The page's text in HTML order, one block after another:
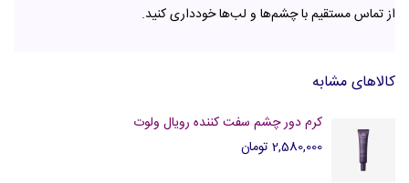
از تماس مستقیم با چشم‌ها و لب‌ها خودداری کنید.
کالاهای مشابه
کرم دور چشم سفت کننده رویال ولوت
2,580,000 تومان